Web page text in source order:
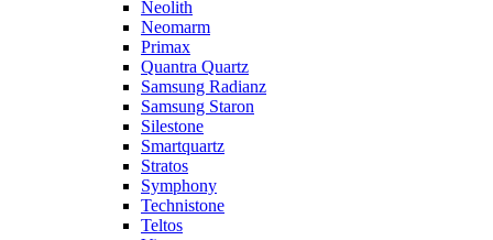
Neolith
Neomarm
Primax
Quantra Quartz
Samsung Radianz
Samsung Staron
Silestone
Smartquartz
Stratos
Symphony
Technistone
Teltos